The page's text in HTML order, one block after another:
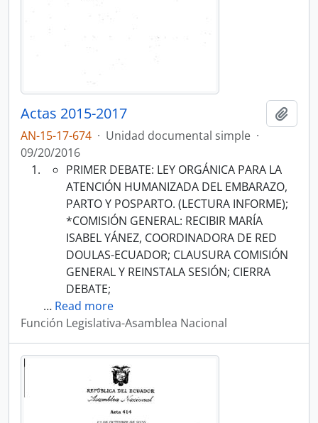
Actas 2015-2017
AN-15-17-674 · Unidad documental simple ·
09/20/2016
PRIMER DEBATE: LEY ORGÁNICA PARA LA
ATENCIÓN HUMANIZADA DEL EMBARAZO,
PARTO Y POSPARTO. (LECTURA INFORME);
*COMISIÓN GENERAL: RECIBIR MARÍA
ISABEL YÁNEZ, COORDINADORA DE RED
DOULAS-ECUADOR; CLAUSURA COMISIÓN
GENERAL Y REINSTALA SESIÓN; CIERRA
DEBATE;
… Read more
Función Legislativa-Asamblea Nacional